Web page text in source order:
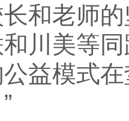
和老师
川美等
益模式